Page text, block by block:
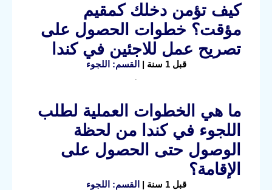
كيف تؤمن دخلك كمقيم
مؤقت؟ خطوات الحصول على
تصريح عمل للاجئين في كندا
قبل 1 سنة | القسم: اللجوء
ما هي الخطوات العملية لطلب
اللجوء في كندا من لحظة
الوصول حتى الحصول على
الإقامة؟
قبل 1 سنة | القسم: اللجوء